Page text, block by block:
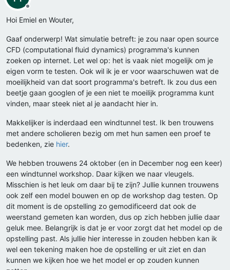
Offline
Hoi Emiel en Wouter,
Gaaf onderwerp! Wat simulatie betreft: je zou naar open source
CFD (computational fluid dynamics) programma's kunnen
zoeken op internet. Let wel op: het is vaak niet mogelijk om je
eigen vorm te testen. Ook wil ik je er voor waarschuwen wat de
moeilijkheid van dat soort programma's betreft. Ik zou dus een
beetje gaan googlen of je een niet te moeilijk programma kunt
vinden, maar steek niet al je aandacht hier in.
Makkelijker is inderdaad een windtunnel test. Ik ben trouwens
met andere scholieren bezig om met hun samen een proef te
bedenken, zie hier.
We hebben trouwens 24 oktober (en in December nog een keer)
een windtunnel workshop. Daar kijken we naar vleugels.
Misschien is het leuk om daar bij te zijn? Jullie kunnen trouwens
ook zelf een model bouwen en op de workshop dag testen. Op
dit moment is de opstelling zo gemodificeerd dat ook de
weerstand gemeten kan worden, dus op zich hebben jullie daar
geluk mee. Belangrijk is dat je er voor zorgt dat het model op de
opstelling past. Als jullie hier interesse in zouden hebben kan ik
wel een tekening maken hoe de opstelling er uit ziet en dan
kunnen we kijken hoe we het model er op zouden kunnen